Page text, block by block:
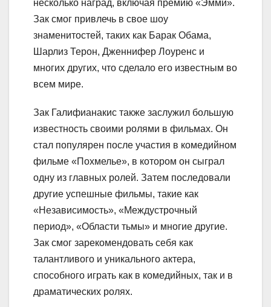
несколько наград, включая премию «Эмми».
Зак смог привлечь в свое шоу
знаменитостей, таких как Барак Обама,
Шарлиз Терон, Дженнифер Лоуренс и
многих других, что сделало его известным во
всем мире.
Зак Галифианакис также заслужил большую
известность своими ролями в фильмах. Он
стал популярен после участия в комедийном
фильме «Похмелье», в котором он сыграл
одну из главных ролей. Затем последовали
другие успешные фильмы, такие как
«Независимость», «Междустрочный
период», «Области тьмы» и многие другие.
Зак смог зарекомендовать себя как
талантливого и уникального актера,
способного играть как в комедийных, так и в
драматических ролях.